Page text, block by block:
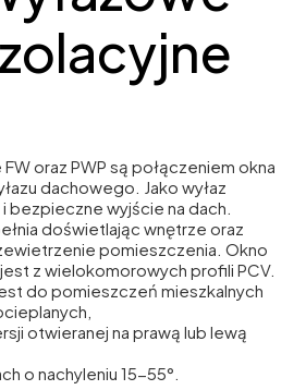
oraz PWP są połączeniem okna
dachowego. Jako wyłaz
bezpieczne wyjście na dach.
doświetlając wnętrze oraz
pomieszczenia. Okno
z wielokomorowych profili PCV.
do pomieszczeń mieszkalnych
otwieranej na prawą lub lewą
o nachyleniu 15-55°.